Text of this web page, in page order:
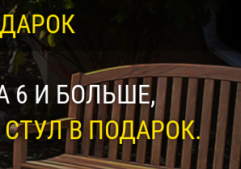
6 И БОЛЬШЕ,
В ПОДАРОК.